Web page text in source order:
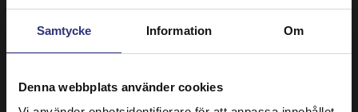
Samtycke Information Om
Denna webbplats använder cookies
Jordgubbar (valfritt)